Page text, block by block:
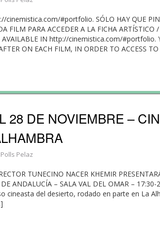
cinemistica.com/#portfolio. SÓLO HAY QUE
FILM PARA ACCEDER A LA FICHA ARTÍSTICO
IN http://cinemistica.com/#portfolio.
ON EACH FILM, IN ORDER TO ACCESS
28 DE NOVIEMBRE –
Pelaz
TUNECINO NACER KHEMIR
ANDALUCÍA – SALA VAL DEL OMAR –
cineasta del desierto, rodado en parte en La